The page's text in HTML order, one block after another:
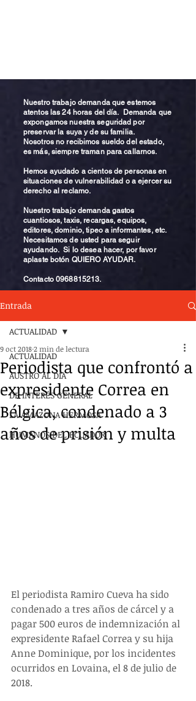
Nuestro trabajo demanda que estemos
atentos las 24 horas del día. Demanda que
expongamos nuestra seguridad por
preservar la suya y de su familia.
Nosotros no recibimos sueldo del estado,
es más, siempre traman para callarnos.
Hemos ayudado a cientos de personas en
situaciones de vulnerabilidad o a ejercer su
derecho al reclamo.
Nuestro trabajo demanda gastos
cuantiosos, taxis, recargas, equipos,
editores, dominio, tipeo a informantes, etc.
Necesitamos de usted para seguir
ayudando. Si lo desea hacer, por favor
aplaste botón QUIERO AYUDAR.
Contacto0968815213.
Entrada
ACTUALIDAD
AUSTRO AL DÍA
DE INTERÉS GENERAL
LA AMAZONA HERMOSA
HUMANOS DEL ECUADOR
ACTUALIDAD
Periodista que confrontó a
expresidente Correa en
Bélgica, condenado a 3
años de prisión y multa
9 oct 20182 min de lectura
El periodista Ramiro Cueva ha sido
condenado a tres años de cárcel y a
pagar 500 euros de indemnización al
expresidente Rafael Correa y su hija
Anne Dominique, por los incidentes
ocurridos en Lovaina, el 8 de julio de
2018.